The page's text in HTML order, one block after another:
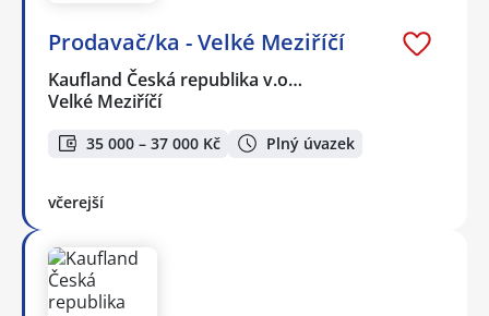
Prodavač/ka - Velké Meziříčí
Kaufland Česká republika v.o…
Velké Meziříčí
35 000 – 37 000 Kč Plný úvazek
včerejší